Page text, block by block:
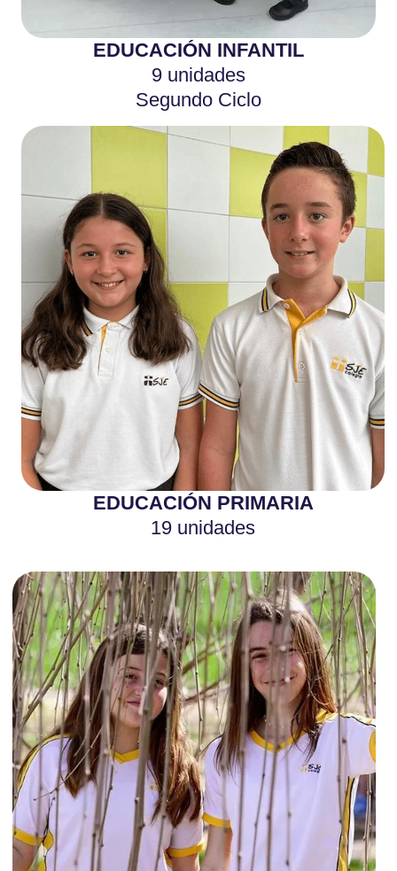
EDUCACIÓN INFANTIL
9 unidades
Segundo Ciclo
EDUCACIÓN PRIMARIA
19 unidades